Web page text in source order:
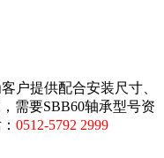
户提供配合安装尺寸、
需要SBB60轴承型号资
0512-5792 2999